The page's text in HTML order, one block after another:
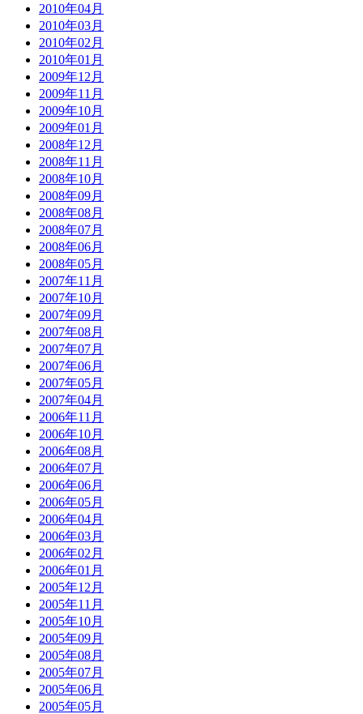
2010年04月
2010年03月
2010年02月
2010年01月
2009年12月
2009年11月
2009年10月
2009年01月
2008年12月
2008年11月
2008年10月
2008年09月
2008年08月
2008年07月
2008年06月
2008年05月
2007年11月
2007年10月
2007年09月
2007年08月
2007年07月
2007年06月
2007年05月
2007年04月
2006年11月
2006年10月
2006年08月
2006年07月
2006年06月
2006年05月
2006年04月
2006年03月
2006年02月
2006年01月
2005年12月
2005年11月
2005年10月
2005年09月
2005年08月
2005年07月
2005年06月
2005年05月